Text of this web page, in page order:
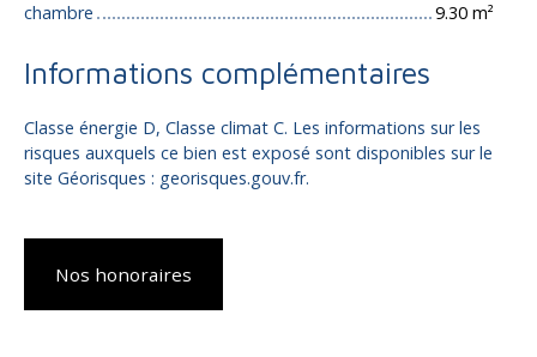
chambre
9.30 m²
Informations complémentaires
Classe énergie D, Classe climat C. Les informations sur les
risques auxquels ce bien est exposé sont disponibles sur le
site Géorisques : georisques.gouv.fr.
Nos honoraires